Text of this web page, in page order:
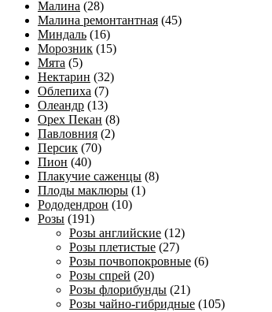
Малина (28)
Малина ремонтантная (45)
Миндаль (16)
Морозник (15)
Мята (5)
Нектарин (32)
Облепиха (7)
Олеандр (13)
Орех Пекан (8)
Павловния (2)
Персик (70)
Пион (40)
Плакучие саженцы (8)
Плоды маклюры (1)
Рододендрон (10)
Розы (191)
Розы английские (12)
Розы плетистые (27)
Розы почвопокровные (6)
Розы спрей (20)
Розы флорибунды (21)
Розы чайно-гибридные (105)